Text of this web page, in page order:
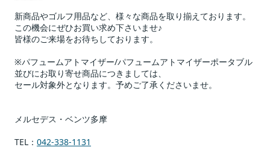
新商品やゴルフ用品など、様々な商品を取り揃えております。
この機会にぜひお買い求め下さいませ♪
皆様のご来場をお待ちしております。
※パフュームアトマイザー/パフュームアトマイザーポータブル
並びにお取り寄せ商品につきましては、
セール対象外となります。予めご了承くださいませ。
メルセデス・ベンツ多摩
TEL： 042-338-1131